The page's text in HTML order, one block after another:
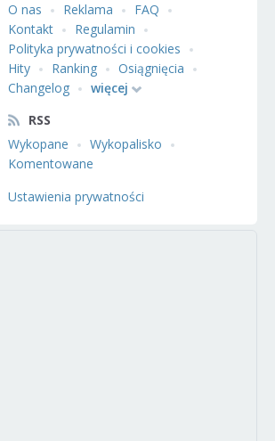
O nas
Reklama
FAQ
Kontakt
Regulamin
Polityka prywatności i cookies
Hity
Ranking
Osiągnięcia
Changelog
więcej
RSS
Wykopane
Wykopalisko
Komentowane
Ustawienia prywatności